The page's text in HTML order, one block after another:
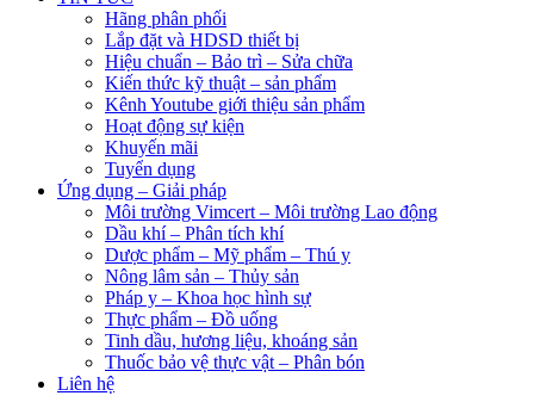
Hãng phân phối
Lắp đặt và HDSD thiết bị
Hiệu chuẩn – Bảo trì – Sửa chữa
Kiến thức kỹ thuật – sản phẩm
Kênh Youtube giới thiệu sản phẩm
Hoạt động sự kiện
Khuyến mãi
Tuyển dụng
Ứng dụng – Giải pháp
Môi trường Vimcert – Môi trường Lao động
Dầu khí – Phân tích khí
Dược phẩm – Mỹ phẩm – Thú y
Nông lâm sản – Thủy sản
Pháp y – Khoa học hình sự
Thực phẩm – Đồ uống
Tinh dầu, hương liệu, khoáng sản
Thuốc bảo vệ thực vật – Phân bón
Liên hệ